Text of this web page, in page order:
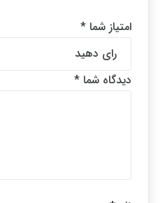
امتیاز شما *
دیدگاه شما *